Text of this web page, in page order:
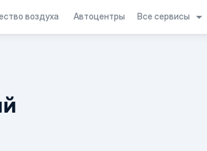
воздуха Автоцентры Все сервисы